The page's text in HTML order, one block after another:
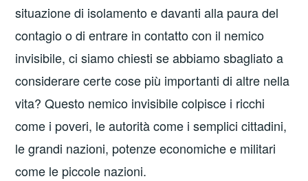
situazione di isolamento e davanti alla paura del
contagio o di entrare in contatto con il nemico
invisibile, ci siamo chiesti se abbiamo sbagliato a
considerare certe cose più importanti di altre nella
vita? Questo nemico invisibile colpisce i ricchi
come i poveri, le autorità come i semplici cittadini,
le grandi nazioni, potenze economiche e militari
come le piccole nazioni.